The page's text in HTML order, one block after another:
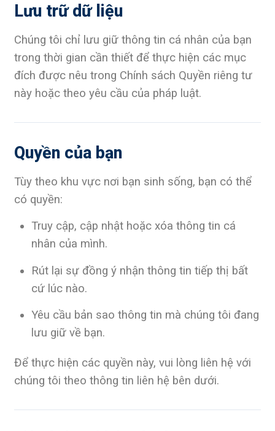
Lưu trữ dữ liệu
Chúng tôi chỉ lưu giữ thông tin cá nhân của bạn
trong thời gian cần thiết để thực hiện các mục
đích được nêu trong Chính sách Quyền riêng tư
này hoặc theo yêu cầu của pháp luật.
Quyền của bạn
Tùy theo khu vực nơi bạn sinh sống, bạn có thể
có quyền:
Truy cập, cập nhật hoặc xóa thông tin cá
nhân của mình.
Rút lại sự đồng ý nhận thông tin tiếp thị bất
cứ lúc nào.
Yêu cầu bản sao thông tin mà chúng tôi đang
lưu giữ về bạn.
Để thực hiện các quyền này, vui lòng liên hệ với
chúng tôi theo thông tin liên hệ bên dưới.